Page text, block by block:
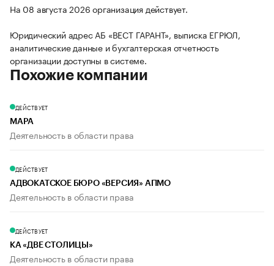
На 08 августа 2026 организация действует.
Юридический адрес АБ «ВЕСТ ГАРАНТ», выписка ЕГРЮЛ,
аналитические данные и бухгалтерская отчетность
организации доступны в системе.
Похожие компании
ДЕЙСТВУЕТ
МАРА
Деятельность в области права
ДЕЙСТВУЕТ
АДВОКАТСКОЕ БЮРО «ВЕРСИЯ» АПМО
Деятельность в области права
ДЕЙСТВУЕТ
КА «ДВЕ СТОЛИЦЫ»
Деятельность в области права